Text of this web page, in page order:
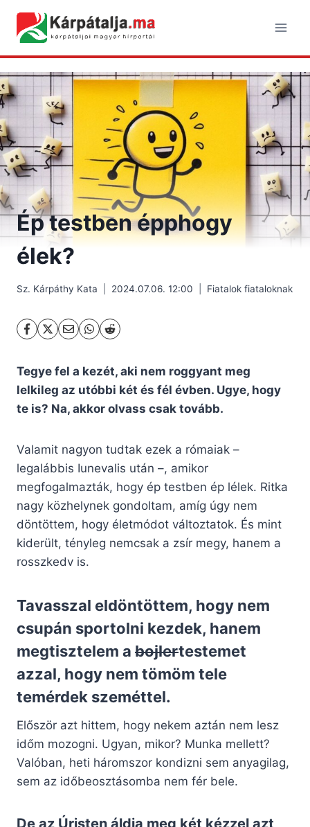
content
Ép testben épphogy
élek?
Sz. Kárpáthy Kata 2024.07.06. 12:00 Fiatalok fiataloknak
Tegye fel a kezét, aki nem roggyant meg
lelkileg az utóbbi két és fél évben. Ugye, hogy
te is? Na, akkor olvass csak tovább.
Valamit nagyon tudtak ezek a rómaiak –
legalábbis Iunevalis után –, amikor
megfogalmazták, hogy ép testben ép lélek. Ritka
nagy közhelynek gondoltam, amíg úgy nem
döntöttem, hogy életmódot változtatok. És mint
kiderült, tényleg nemcsak a zsír megy, hanem a
rosszkedv is.
Tavasszal eldöntöttem, hogy nem
csupán sportolni kezdek, hanem
megtisztelem a bojlertestemet
azzal, hogy nem tömöm tele
temérdek szeméttel.
Először azt hittem, hogy nekem aztán nem lesz
időm mozogni. Ugyan, mikor? Munka mellett?
Valóban, heti háromszor kondizni sem anyagilag,
sem az időbeosztásomba nem fér bele.
De az Úristen áldja meg két kézzel azt,